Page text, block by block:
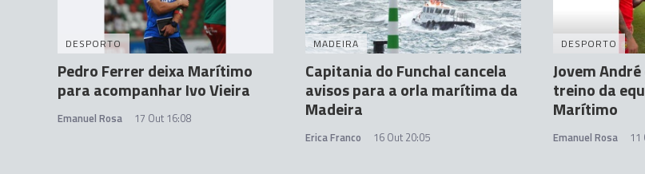
DESPORTO
Pedro Ferrer deixa Marítimo
para acompanhar Ivo Vieira
Emanuel Rosa 17 Out 16:08
MADEIRA
Capitania do Funchal cancela
avisos para a orla marítima da
Madeira
Erica Franco 16 Out 20:05
DESPORTO
Jovem
treino da
Marítimo
Emanuel Rosa 11